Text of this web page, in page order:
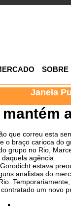
SOBRE
Janela
que correu esta
o braço carioca do
grupo no Rio,
agência.
estava
analistas do
um novo